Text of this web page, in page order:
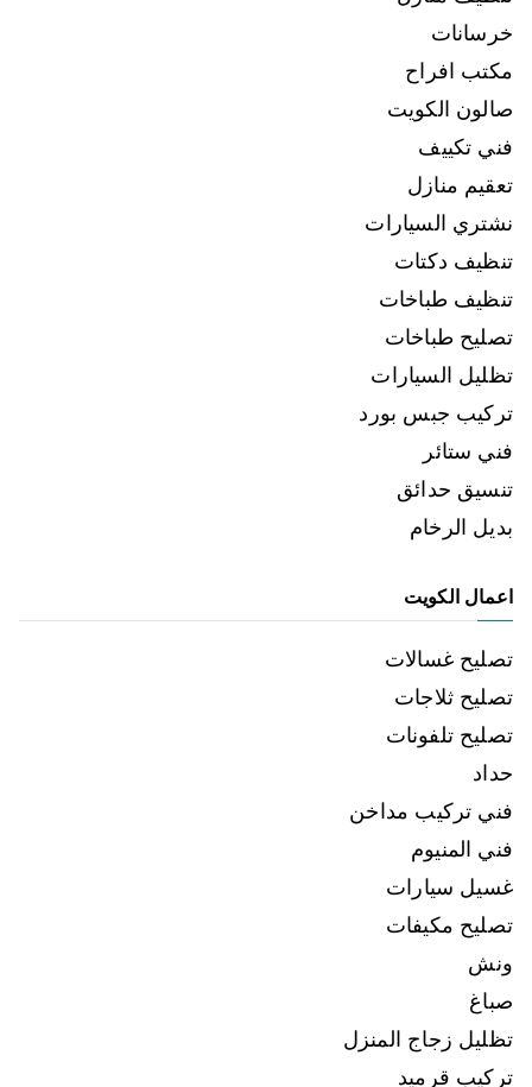
خرسانات
مكتب افراح
صالون الكويت
فني تكييف
تعقيم منازل
نشتري السيارات
تنظيف دكتات
تنظيف طباخات
تصليح طباخات
تظليل السيارات
تركيب جبس بورد
فني ستائر
تنسيق حدائق
بديل الرخام
اعمال الكويت
تصليح غسالات
تصليح ثلاجات
تصليح تلفونات
حداد
فني تركيب مداخن
فني المنيوم
غسيل سيارات
تصليح مكيفات
ونش
صباغ
تظليل زجاج المنزل
تركيب قرميد